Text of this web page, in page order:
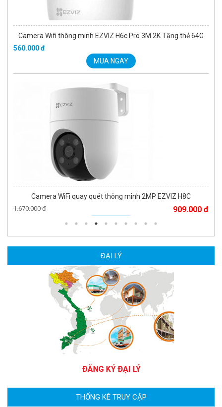
Camera Wifi thông minh EZVIZ H6c Pro 3M 2K Tặng thẻ 64G
560.000 đ
MUA NGAY
Camera WiFi quay quét thông minh 2MP EZVIZ H8C
1.670.000 đ 909.000 đ
MUA NGAY
ĐẠI LÝ
THỐNG KÊ TRUY CẬP